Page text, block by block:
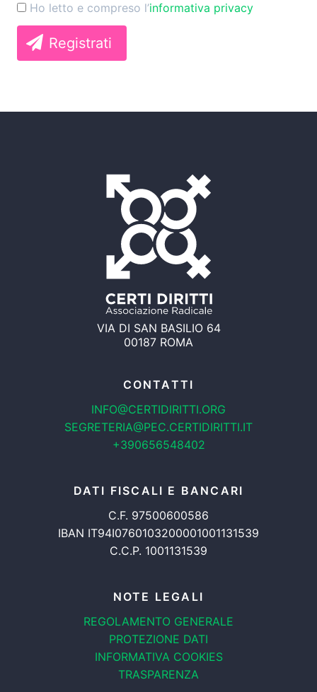
Ho letto e compreso l’informativa privacy
Registrati
VIA DI SAN BASILIO 64
00187 ROMA
CONTATTI
INFO@CERTIDIRITTI.ORG
SEGRETERIA@PEC.CERTIDIRITTI.IT
+390656548402
DATI FISCALI E BANCARI
C.F. 97500600586
IBAN IT94I0760103200001001131539
C.C.P. 1001131539
NOTE LEGALI
REGOLAMENTO GENERALE
PROTEZIONE DATI
INFORMATIVA COOKIES
TRASPARENZA